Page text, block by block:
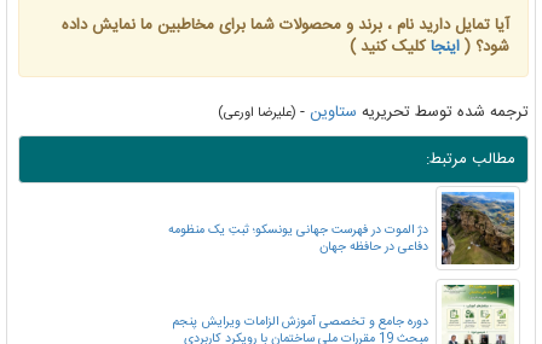
آیا تمایل دارید نام ، برند و محصولات شما برای مخاطبین ما نمایش داده
شود؟ (اینجاکلیک کنید )
ترجمه شده توسط تحریریه ستاوین- (علیرضا اورعی)
مطالب مرتبط:
دژ الموت در فهرست جهانی یونسکو؛ ثبتِ یک منظومه
دفاعی در حافظه جهان
دوره جامع و تخصصی آموزش الزامات ویرایش پنجم
مبحث 19 مقررات ملی ساختمان با رویکرد کاربردی